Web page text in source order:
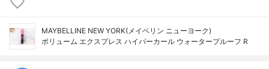
MAYBELLINE NEW YORK(メイベリン ニューヨーク)
ボリューム エクスプレス ハイパーカール ウォータープルーフ R